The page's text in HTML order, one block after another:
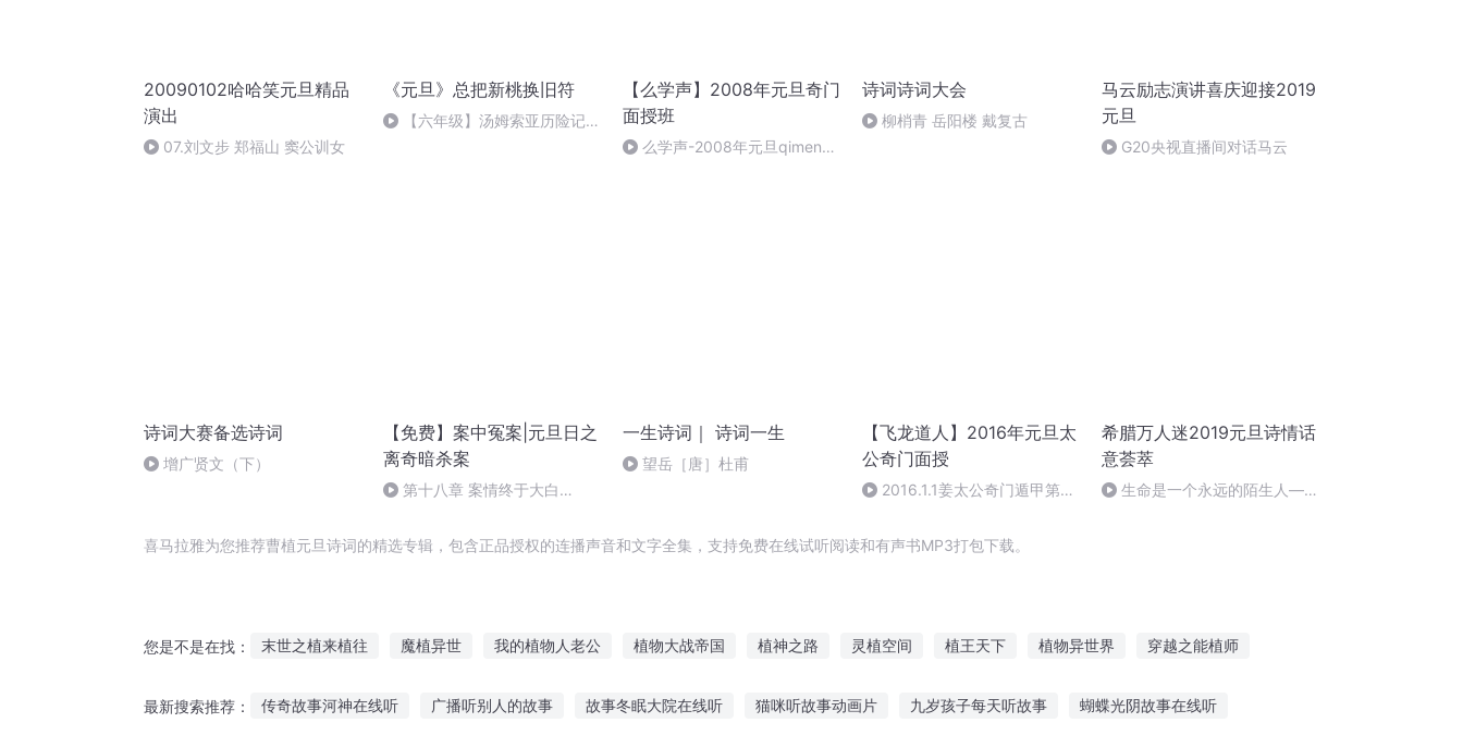
20090102哈哈笑元旦精品
演出
07.刘文步 郑福山 窦公训女
《元旦》总把新桃换旧符
【六年级】汤姆索亚历险记
【么学声】2008年元旦奇门
面授班
么学声-2008年元旦qimen面
诗词诗词大会
柳梢青 岳阳楼 戴复古
马云励志演讲喜庆迎接2019
元旦
G20央视直播间对话马云
诗词大赛备选诗词
增广贤文（下）
【免费】案中冤案|元旦日之
离奇暗杀案
第十八章 案情终于大白
一生诗词｜ 诗词一生
望岳［唐］杜甫
【飞龙道人】2016年元旦太
公奇门面授
2016.1.1姜太公奇门遁甲第一
希腊万人迷2019元旦诗情话
意荟萃
生命是一个永远的陌生人——
喜马拉雅为您推荐曹植元旦诗词的精选专辑，包含正品授权的连播声音和文字全集，支持免费在线试听阅读和有声书MP3打包下载。
您是不是在找： 末世之植来植往 魔植异世 我的植物人老公 植物大战帝国 植神之路 灵植空间 植王天下 植物异世界 穿越之能植师
最新搜索推荐： 传奇故事河神在线听 广播听别人的故事 故事冬眠大院在线听 猫咪听故事动画片 九岁孩子每天听故事 蝴蝶光阴故事在线听